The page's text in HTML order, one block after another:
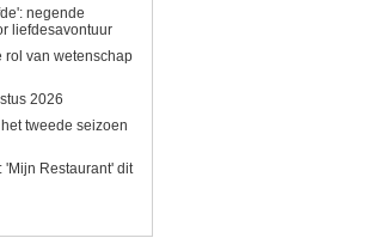
negende
liefdesavontuur
rol van wetenschap
2026
tweede seizoen
'Mijn Restaurant' dit